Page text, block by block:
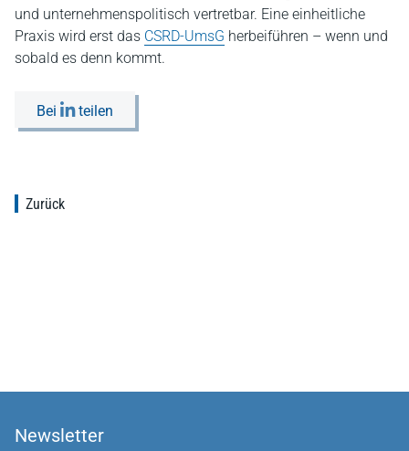
und unternehmenspolitisch vertretbar. Eine einheitliche
Praxis wird erst das CSRD-UmsG herbeiführen – wenn und
sobald es denn kommt.
Bei teilen
Zurück
Newsletter